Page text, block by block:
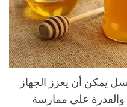
يمكن أن يعزز الجهاز
على ممارسة